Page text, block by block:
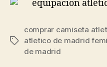
Etiquetas
comprar camiseta
atletico de madrid
de madrid